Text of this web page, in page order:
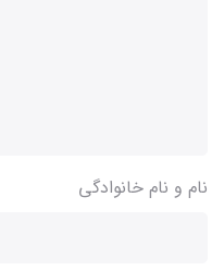
نام و نام خانوادگی